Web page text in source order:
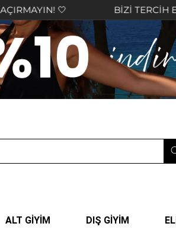
BİZİ TERCİH ETTİĞİNİZ İÇİN
ALT GİYİM DIŞ GİYİM